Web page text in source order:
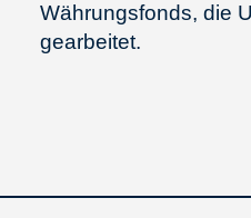
Währungsfonds, die
gearbeitet.